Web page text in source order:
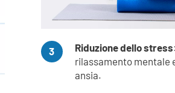
3 Riduzione dello stress
rilassamento mentale
ansia.